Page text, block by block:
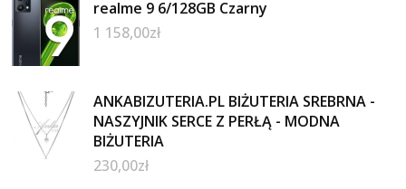
realme 9 6/128GB Czarny
1 158,00zł
ANKABIZUTERIA.PL BIŻUTERIA SREBRNA -
NASZYJNIK SERCE Z PERŁĄ - MODNA
BIŻUTERIA
230,00zł